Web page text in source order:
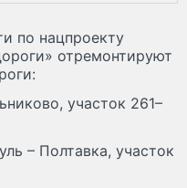
по нацпроекту
отремонтируют
участок 261–
– Полтавка, участок